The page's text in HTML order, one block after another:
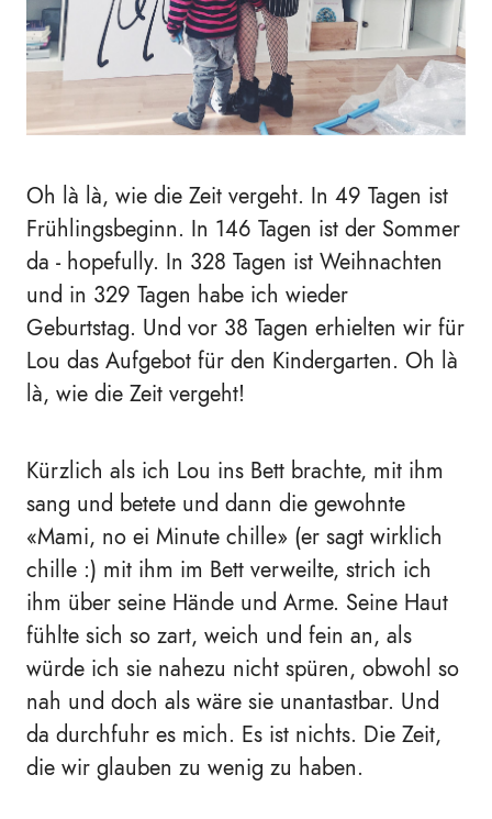
Oh là là, wie die Zeit vergeht. In 49 Tagen ist
Frühlingsbeginn. In 146 Tagen ist der Sommer
da - hopefully. In 328 Tagen ist Weihnachten
und in 329 Tagen habe ich wieder
Geburtstag. Und vor 38 Tagen erhielten wir für
Lou das Aufgebot für den Kindergarten. Oh là
là, wie die Zeit vergeht!
Kürzlich als ich Lou ins Bett brachte, mit ihm
sang und betete und dann die gewohnte
«Mami, no ei Minute chille» (er sagt wirklich
chille :) mit ihm im Bett verweilte, strich ich
ihm über seine Hände und Arme. Seine Haut
fühlte sich so zart, weich und fein an, als
würde ich sie nahezu nicht spüren, obwohl so
nah und doch als wäre sie unantastbar. Und
da durchfuhr es mich. Es ist nichts. Die Zeit,
die wir glauben zu wenig zu haben.